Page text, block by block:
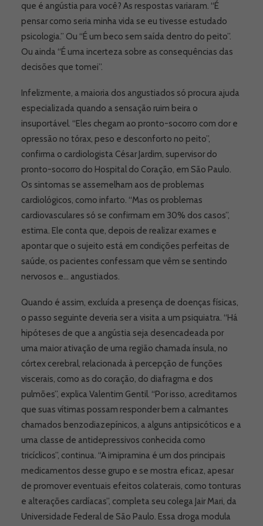
que é angústia para você? As respostas variaram. “É
pensar como seria minha vida se eu tivesse estudado
psicologia.” Ou “É um beco sem saída dentro do peito”.
Ou ainda “É uma incerteza sobre as consequências das
decisões que tomei”.
Infelizmente, a maioria dos angustiados só procura ajuda
especializada quando a sensação ruim beira o
insuportável. “Eles chegam ao pronto-socorro com dor e
opressão no tórax, peso e desconforto no peito”,
confirma o cardiologista César Jardim, supervisor do
pronto-socorro do Hospital do Coração, em São Paulo.
Os sintomas se assemelham aos de problemas
cardiológicos, como infarto. “Mas os problemas
cardiovasculares só se confirmam em 30% dos casos”,
estima. Ele conta que, depois de realizar exames e
apontar que o sujeito está em condições perfeitas de
saúde, os pacientes confessam que vêm se sentindo
nervosos e… angustiados.
Quando é assim, excluída a presença de doenças físicas,
o passo seguinte deveria ser a visita a um psiquiatra. “Há
hipóteses de que a angústia seja desencadeada por
uma maior ativação de uma região chamada ínsula, no
córtex cerebral, relacionada à percepção de funções
viscerais, como as do coração, do diafragma e dos
pulmões”, explica Valentim Gentil. “Por isso, acreditamos
que suas vítimas possam responder bem a calmantes
chamados benzodiazepínicos, a alguns antipsicóticos e a
uma classe de antidepressivos conhecida como
tricíclicos”, continua. “A imipramina é um dos principais
medicamentos desse grupo e se mostra eficaz, apesar
de promover eventuais efeitos colaterais, como tonturas
e alterações cardíacas”, completa seu colega Jair Mari, da
Universidade Federal de São Paulo. Essa droga modula